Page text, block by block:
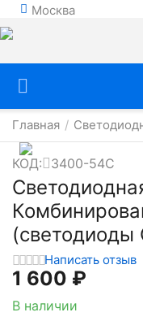
Москва
Главная /
КОД: 3400-54C
(светодиоды
Написать отзыв
1 600 ₽
В наличии